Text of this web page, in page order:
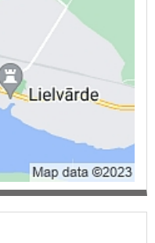
25749067,
4c, Огре LV-5001.,
Лиелварде, LV-5070.
Салдус LV-3801.,
Ливциема 9, Икшкиле,
26111616